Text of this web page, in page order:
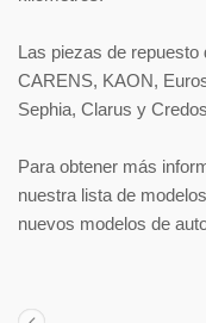
Las piezas de
CARENS, KAON,
Sephia, Clarus y
Para obtener más
nuestra lista de
nuevos modelos de